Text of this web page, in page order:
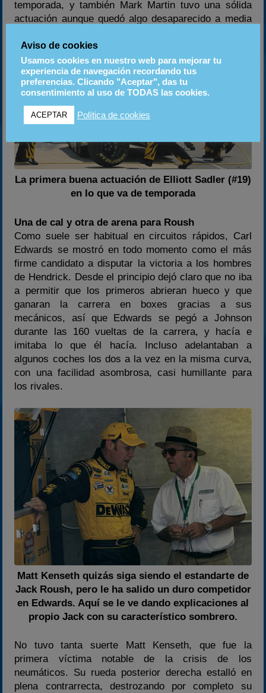
temporada, y también Mark Martin tuvo una sólida
actuación aunque quedó algo desaparecido a media
La primera buena actuación de Elliott Sadler (#19)
en lo que va de temporada
Una de cal y otra de arena para Roush
Como suele ser habitual en circuitos rápidos, Carl
Edwards se mostró en todo momento como el más
firme candidato a disputar la victoria a los hombres
de Hendrick. Desde el principio dejó claro que no iba
a permitir que los primeros abrieran hueco y que
ganaran la carrera en boxes gracias a sus
mecánicos, así que Edwards se pegó a Johnson
durante las 160 vueltas de la carrera, y hacía e
imitaba lo que él hacía. Incluso adelantaban a
algunos coches los dos a la vez en la misma curva,
con una facilidad asombrosa, casi humillante para
los rivales.
Matt Kenseth quizás siga siendo el estandarte de
Jack Roush, pero le ha salido un duro competidor
en Edwards. Aquí se le ve dando explicaciones al
propio Jack con su característico sombrero.
No tuvo tanta suerte Matt Kenseth, que fue la
primera víctima notable de la crisis de los
neumáticos. Su rueda posterior derecha estalló en
plena contrarrecta, destrozando por completo su
Aviso de cookies
Usamos cookies en nuestro web para mejorar tu
experiencia de navegación recordando tus
preferencias. Clicando "Aceptar", das tu
consentimiento al uso de TODAS las cookies.
ACEPTAR Política de cookies